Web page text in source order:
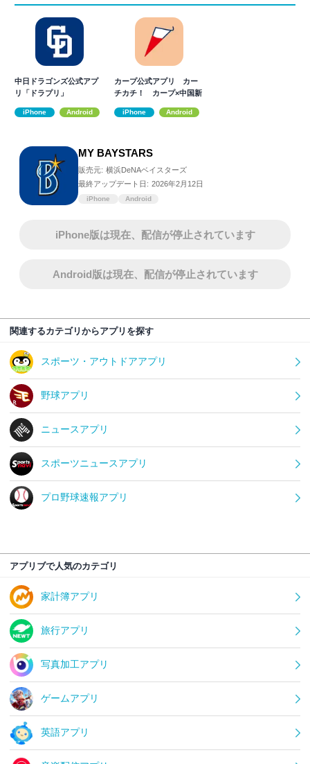
中日ドラゴンズ公式アプ
リ「ドラプリ」
iPhone Android
カープ公式アプリ カー
チカチ！ カープ×中国新
iPhone Android
MY BAYSTARS
販売元: 横浜DeNAベイスターズ
最終アップデート日: 2026年2月12日
iPhone Android
iPhone版は現在、配信が停止されています
Android版は現在、配信が停止されています
関連するカテゴリからアプリを探す
スポーツ・アウトドアアプリ
野球アプリ
ニュースアプリ
スポーツニュースアプリ
プロ野球速報アプリ
アプリブで人気のカテゴリ
家計簿アプリ
旅行アプリ
写真加工アプリ
ゲームアプリ
英語アプリ